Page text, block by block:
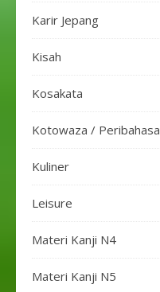
Karir Jepang
Kisah
Kosakata
Kotowaza / Peribahasa
Kuliner
Leisure
Materi Kanji N4
Materi Kanji N5